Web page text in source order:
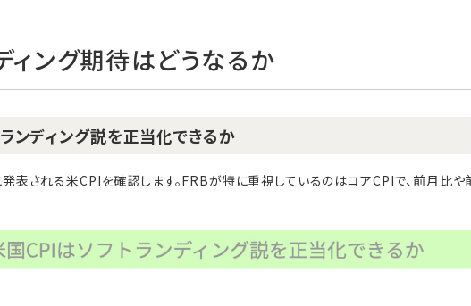
ィング期待はどうなるか
ンディング説を正当化できるか
表される米CPIを確認します。FRBが特に重視しているのはコアCPIで、前月比